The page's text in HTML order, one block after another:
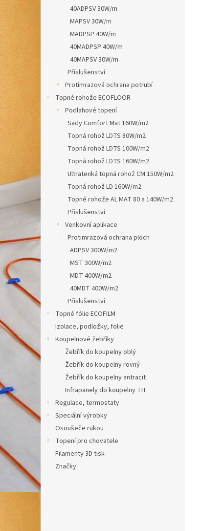
40ADPSV 30W/m
MAPSV 30W/m
MADPSP 40W/m
40MADPSP 40W/m
40MAPSV 30W/m
Příslušenství
Protimrazová ochrana potrubí
Topné rohože ECOFLOOR
Podlahové topení
Sady Comfort Mat 160W/m2
Topná rohož LDTS 80W/m2
Topná rohož LDTS 100W/m2
Topná rohož LDTS 160W/m2
Ultratenká topná rohož CM 150W/m2
Topná rohož LD 160W/m2
Topné rohože AL MAT 80 a 140W/m2
Příslušenství
Venkovní aplikace
Protimrazová ochrana ploch
ADPSV 300W/m2
MST 300W/m2
MDT 400W/m2
40MDT 400W/m2
Příslušenství
Topné fólie ECOFILM
Izolace, podložky, folie
Koupelnové žebříky
Žebřík do koupelny oblý
Žebřík do koupelny rovný
Žebřík do koupelny antracit
Infrapanely do koupelny TH
Regulace, termostaty
Speciální výrobky
Osoušeče rukou
Topení pro chovatele
Filamenty 3D tisk
Značky